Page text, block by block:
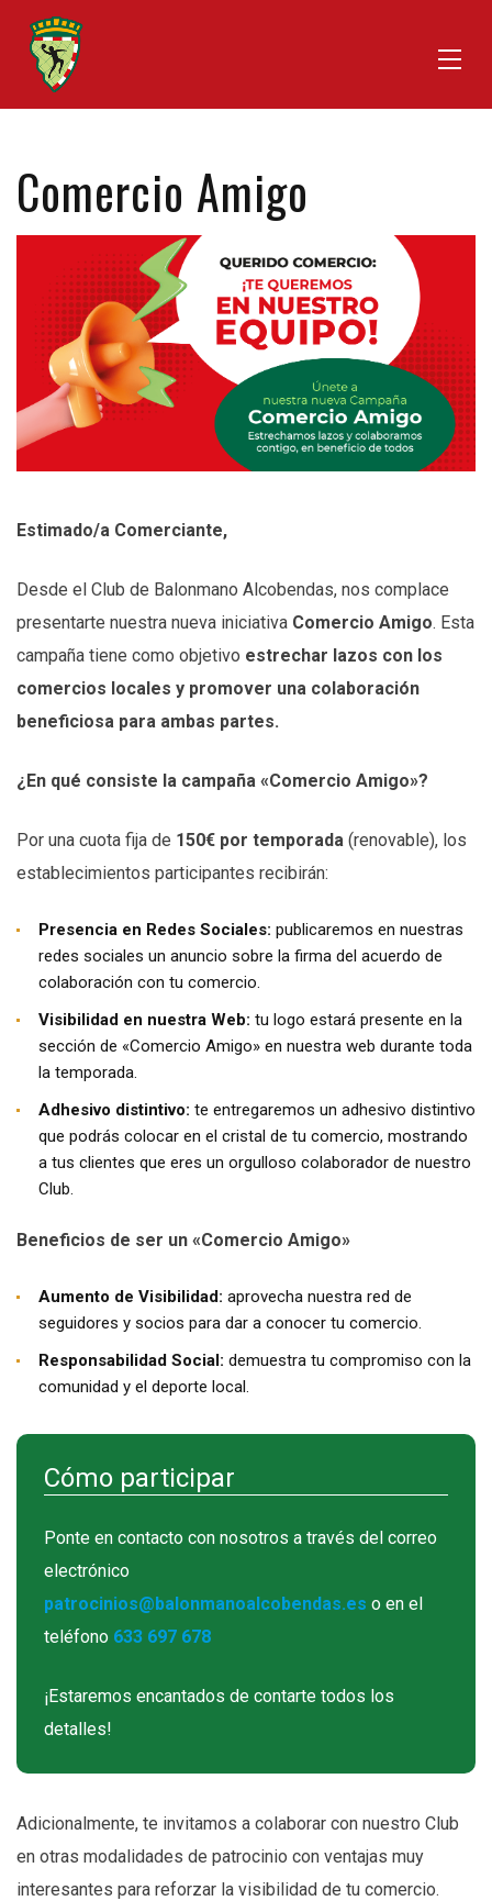
Comercio Amigo
Estimado/a Comerciante,
Desde el Club de Balonmano Alcobendas, nos complace
presentarte nuestra nueva iniciativa Comercio Amigo. Esta
campaña tiene como objetivo estrechar lazos con los
comercios locales y promover una colaboración
beneficiosa para ambas partes.
¿En qué consiste la campaña «Comercio Amigo»?
Por una cuota fija de 150€ por temporada (renovable), los
establecimientos participantes recibirán:
Presencia en Redes Sociales: publicaremos en nuestras
redes sociales un anuncio sobre la firma del acuerdo de
colaboración con tu comercio.
Visibilidad en nuestra Web: tu logo estará presente en la
sección de «Comercio Amigo» en nuestra web durante toda
la temporada.
Adhesivo distintivo: te entregaremos un adhesivo distintivo
que podrás colocar en el cristal de tu comercio, mostrando
a tus clientes que eres un orgulloso colaborador de nuestro
Club.
Beneficios de ser un «Comercio Amigo»
Aumento de Visibilidad: aprovecha nuestra red de
seguidores y socios para dar a conocer tu comercio.
Responsabilidad Social: demuestra tu compromiso con la
comunidad y el deporte local.
Cómo participar
Ponte en contacto con nosotros a través del correo
electrónico
patrocinios@balonmanoalcobendas.es o en el
teléfono 633 697 678
¡Estaremos encantados de contarte todos los
detalles!
Adicionalmente, te invitamos a colaborar con nuestro Club
en otras modalidades de patrocinio con ventajas muy
interesantes para reforzar la visibilidad de tu comercio.